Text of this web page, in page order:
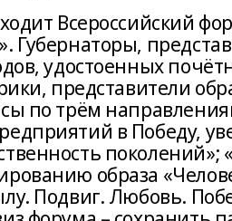
Всероссийский
Губернаторы,
удостоенных
представители
по трём
в Победу,
образа
Подвиг. Любовь.